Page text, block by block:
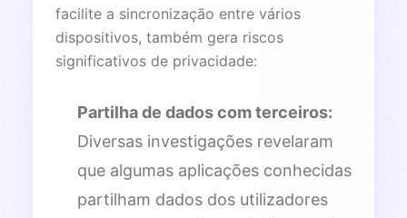
facilite a sincronização entre vários
dispositivos, também gera riscos
significativos de privacidade:
Partilha de dados com terceiros:
Diversas investigações revelaram
que algumas aplicações conhecidas
partilham dados dos utilizadores